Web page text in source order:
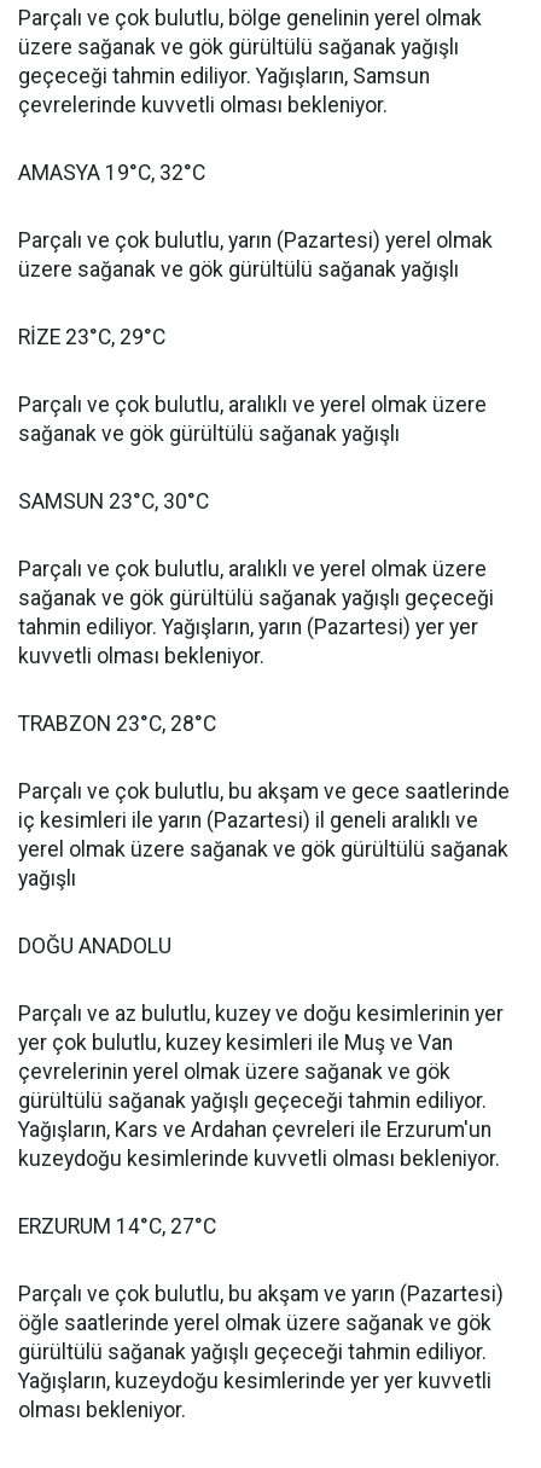
Parçalı ve çok bulutlu, bölge genelinin yerel olmak
üzere sağanak ve gök gürültülü sağanak yağışlı
geçeceği tahmin ediliyor. Yağışların, Samsun
çevrelerinde kuvvetli olması bekleniyor.
AMASYA 19°C, 32°C
Parçalı ve çok bulutlu, yarın (Pazartesi) yerel olmak
üzere sağanak ve gök gürültülü sağanak yağışlı
RİZE 23°C, 29°C
Parçalı ve çok bulutlu, aralıklı ve yerel olmak üzere
sağanak ve gök gürültülü sağanak yağışlı
SAMSUN 23°C, 30°C
Parçalı ve çok bulutlu, aralıklı ve yerel olmak üzere
sağanak ve gök gürültülü sağanak yağışlı geçeceği
tahmin ediliyor. Yağışların, yarın (Pazartesi) yer yer
kuvvetli olması bekleniyor.
TRABZON 23°C, 28°C
Parçalı ve çok bulutlu, bu akşam ve gece saatlerinde
iç kesimleri ile yarın (Pazartesi) il geneli aralıklı ve
yerel olmak üzere sağanak ve gök gürültülü sağanak
yağışlı
DOĞU ANADOLU
Parçalı ve az bulutlu, kuzey ve doğu kesimlerinin yer
yer çok bulutlu, kuzey kesimleri ile Muş ve Van
çevrelerinin yerel olmak üzere sağanak ve gök
gürültülü sağanak yağışlı geçeceği tahmin ediliyor.
Yağışların, Kars ve Ardahan çevreleri ile Erzurum'un
kuzeydoğu kesimlerinde kuvvetli olması bekleniyor.
ERZURUM 14°C, 27°C
Parçalı ve çok bulutlu, bu akşam ve yarın (Pazartesi)
öğle saatlerinde yerel olmak üzere sağanak ve gök
gürültülü sağanak yağışlı geçeceği tahmin ediliyor.
Yağışların, kuzeydoğu kesimlerinde yer yer kuvvetli
olması bekleniyor.